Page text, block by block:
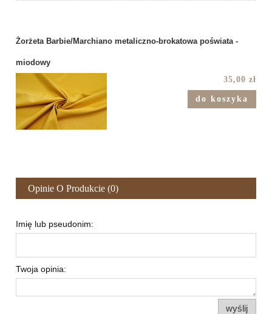
Żorżeta Barbie/Marchiano metaliczno-brokatowa poświata -
miodowy
35,00 zł
do koszyka
Opinie O Produkcie (0)
Imię lub pseudonim:
Twoja opinia:
wyślij